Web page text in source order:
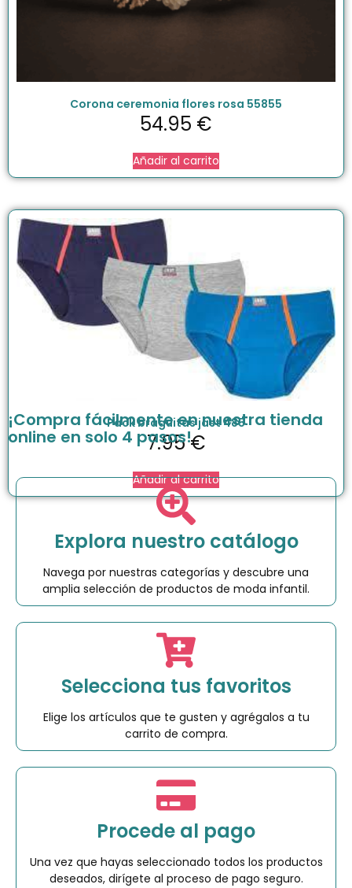
Corona ceremonia flores rosa 55855
54.95 €
Añadir al carrito
Pack braguitas jast 485
7.95€
Añadir al carrito
¡Compra fácilmente en nuestra tienda
online en solo 4 pasos!
Explora nuestro catálogo
Navega por nuestras categorías y descubre una
amplia selección de productos de moda infantil.
Selecciona tus favoritos
Elige los artículos que te gusten y agrégalos a tu
carrito de compra.
Procede al pago
Una vez que hayas seleccionado todos los productos
deseados, dirígete al proceso de pago seguro.